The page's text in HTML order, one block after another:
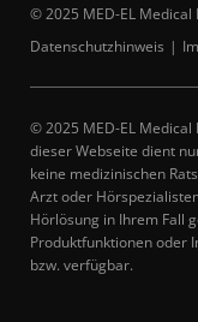
© 2025 MED-EL Medical
Datenschutzhinweis
© 2025 MED-EL
dieser Webseite dient
keine medizinischen
Arzt oder
Hörlösung in Ihrem Fall
Produktfunktionen oder
bzw. verfügbar.